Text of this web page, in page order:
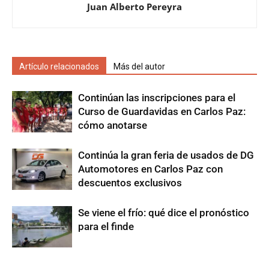
Juan Alberto Pereyra
Artículo relacionados Más del autor
Continúan las inscripciones para el
Curso de Guardavidas en Carlos Paz:
cómo anotarse
Continúa la gran feria de usados de DG
Automotores en Carlos Paz con
descuentos exclusivos
Se viene el frío: qué dice el pronóstico
para el finde